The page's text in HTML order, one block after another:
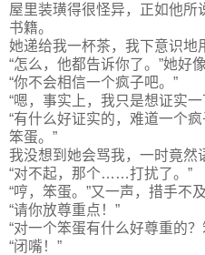
屋里装璜得很怪异，正如他所
书籍。
她递给我一杯茶，我下意识地
“怎么，他都告诉你了。”她好
“你不会相信一个疯子吧。”
“嗯，事实上，我只是想证实一
“有什么好证实的，难道一个
笨蛋。”
我没想到她会骂我，一时竟然
“对不起，那个……打扰了。”
“哼，笨蛋。”又一声，措手不及
“请你放尊重点！”
“对一个笨蛋有什么好尊重的
“闭嘴！”